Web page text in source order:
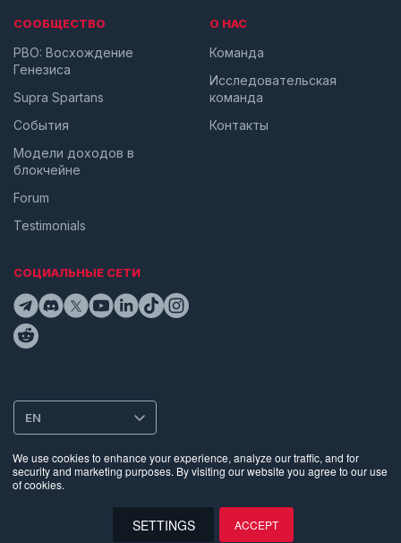
We use cookies to enhance your experience, analyze our traffic, and for
security and marketing purposes. By visiting our website you agree to our use
of cookies.
SETTINGS ACCEPT
СООБЩЕСТВО
PBO: Восхождение
Генезиса
Supra Spartans
События
Модели доходов в
блокчейне
Forum
Testimonials
О НАС
Команда
Исследовательская
команда
Контакты
СОЦИАЛЬНЫЕ СЕТИ
EN
Конфиденциальность•Условия использования•Использование
данных на сайте и куки
конфиденциальности биометрической информации
Supra | Entropy Foundation (Швейцария: CHE.383.364.961).